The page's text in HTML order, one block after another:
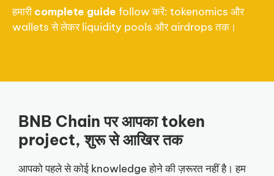
हमारीcomplete guide follow करें: tokenomics और
wallets से लेकर liquidity pools और airdrops तक।
BNB Chain पर आपका token
project, शुरू से आखिर तक
आपको पहले से कोई knowledge होने की ज़रूरत नहीं है। हम